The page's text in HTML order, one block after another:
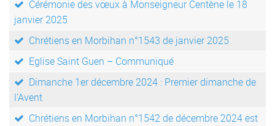
Cérémonie des vœux à Monseigneur Centène le 18
janvier 2025
Chrétiens en Morbihan n°1543 de janvier 2025
Eglise Saint Guen – Communiqué
Dimanche 1er décembre 2024 : Premier dimanche de
l’Avent
Chrétiens en Morbihan n°1542 de décembre 2024 est